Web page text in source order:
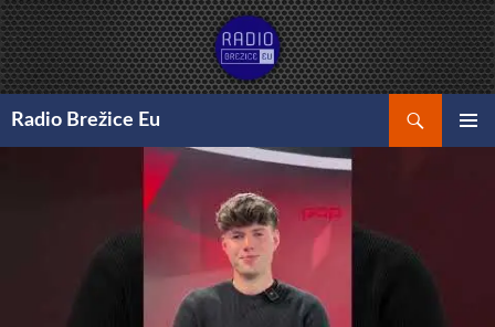
Preskoči
na
vsebino
Radio Brežice Eu